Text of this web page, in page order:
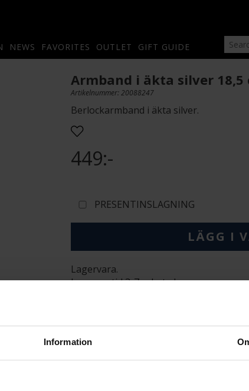
Information
NEWS FAVORITES OUTLET GIFT GUIDE
Armband i äkta silver 18,5
Artikelnummer: 20088247
Berlockarmband i äkta silver.
449:-
PRESENTINSLAGNING
LÄGG I
Lagervara.
Leveranstid 3-7 arbetsdagar.
VARUMÄRKE
Thomas
MODELL
X0163-001-